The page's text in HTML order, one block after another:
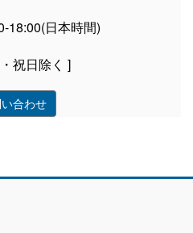
18:00(日本時間)
祝日除く ]
合わせ